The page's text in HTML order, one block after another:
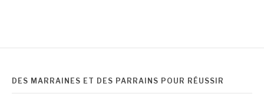
DES MARRAINES ET DES PARRAINS POUR RÉUSSIR